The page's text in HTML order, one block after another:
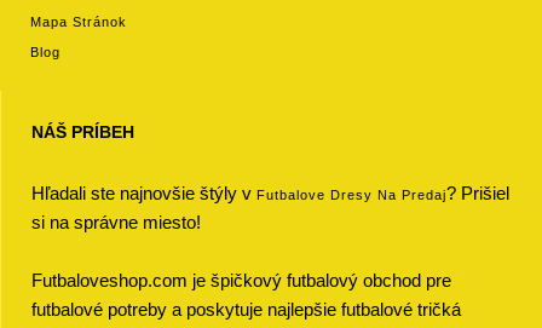
Mapa Stránok
Blog
NÁŠ PRÍBEH
Hľadali ste najnovšie štýly v Futbalove Dresy Na Predaj? Prišiel
si na správne miesto!
Futbaloveshop.com je špičkový futbalový obchod pre
futbalové potreby a poskytuje najlepšie futbalové tričká